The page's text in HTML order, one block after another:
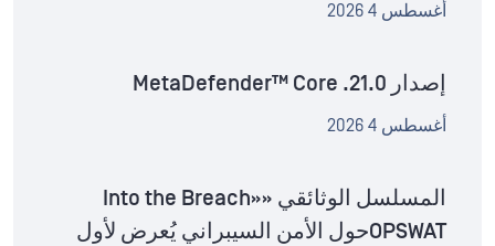
أغسطس 4 2026
إصدار MetaDefender™ Core .21.0
أغسطس 4 2026
المسلسل الوثائقي «Into the Breach»
OPSWATحول الأمن السيبراني يُعرض لأول